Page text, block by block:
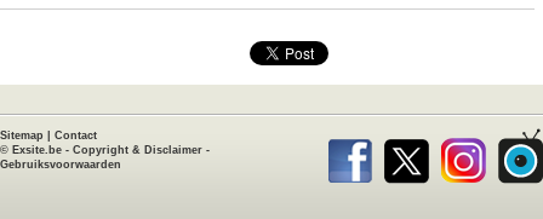
Sitemap
Contact
© Exsite.be - Copyright & Disclaimer -
Gebruiksvoorwaarden